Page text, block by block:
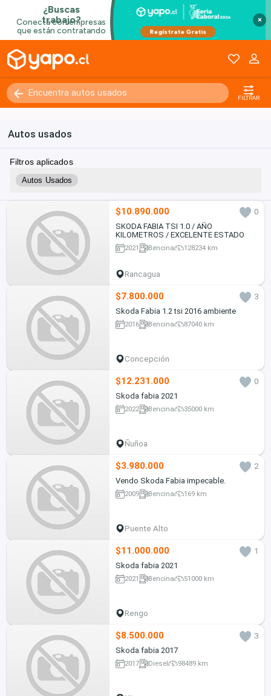
×
FILTRAR
Autos usados
Filtros aplicados
Autos Usados
$10.890.000
0
SKODA FABIA TSI 1.0 / AÑO
KILOMETROS / EXCELENTE ESTADO
2021 Bencina 128234 km
Rancagua
$7.800.000
3
Skoda Fabia 1.2 tsi 2016 ambiente
2016 Bencina 87040 km
Concepción
$12.231.000
0
Skoda fabia 2021
2022 Bencina 35000 km
Ñuñoa
$3.980.000
2
Vendo Skoda Fabia impecable.
2009 Bencina 169 km
Puente Alto
$11.000.000
1
Skoda fabia 2021
2021 Bencina 51000 km
Rengo
$8.500.000
3
Skoda fabia 2017
2017 Diesel 98489 km